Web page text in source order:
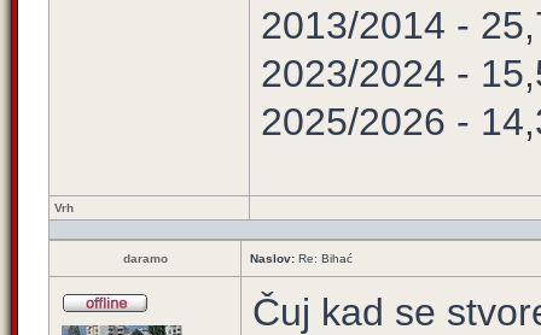
2013/2014 -
2023/2024 -
2025/2026 -
Vrh
daramo Naslov: Re: Bihać
Čuj kad se